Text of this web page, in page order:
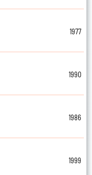
1977
1990
1986
1999